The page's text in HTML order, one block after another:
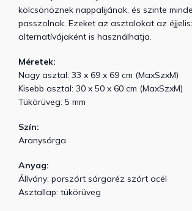
kölcsönöznek nappalijának, és szinte
passzolnak. Ezeket az asztalokat az
alternatívájaként is használhatja.
Méretek:
Nagy asztal: 33 x 69 x 69 cm (MaxSzxM)
Kisebb asztal: 30 x 50 x 60 cm (MaxSzxM)
Tükörüveg: 5 mm
Szín:
Aranysárga
Anyag:
Állvány: porszórt sárgaréz szórt acél
Asztallap: tükörüveg